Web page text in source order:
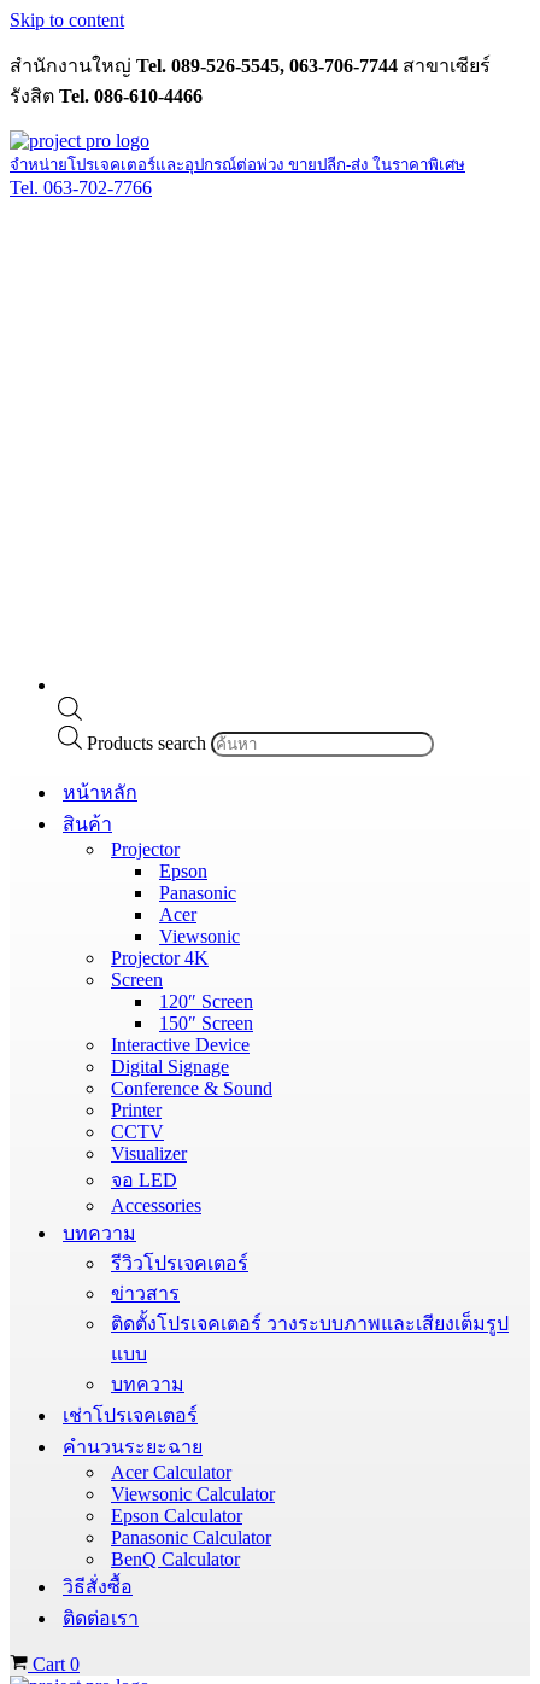
Skip to content
สำนักงานใหญ่ Tel. 089-526-5545, 063-706-7744 สาขาเซียร์
รังสิต Tel. 086-610-4466
จำหน่ายโปรเจคเตอร์และอุปกรณ์ต่อพ่วง ขายปลีก-ส่ง ในราคาพิเศษ
Tel. 063-702-7766
Products search
หน้าหลัก
สินค้า
Projector
Epson
Panasonic
Acer
Viewsonic
Projector 4K
Screen
120″ Screen
150″ Screen
Interactive Device
Digital Signage
Conference & Sound
Printer
CCTV
Visualizer
จอ LED
Accessories
บทความ
รีวิวโปรเจคเตอร์
ข่าวสาร
ติดตั้งโปรเจคเตอร์ วางระบบภาพและเสียงเต็มรูป
แบบ
บทความ
เช่าโปรเจคเตอร์
คำนวนระยะฉาย
Acer Calculator
Viewsonic Calculator
Epson Calculator
Panasonic Calculator
BenQ Calculator
วิธีสั่งซื้อ
ติดต่อเรา
Cart 0